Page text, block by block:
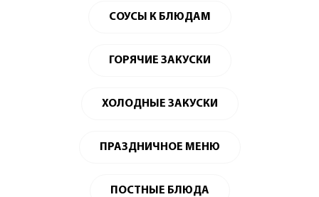
СОУСЫ К БЛЮДАМ
ГОРЯЧИЕ ЗАКУСКИ
ХОЛОДНЫЕ ЗАКУСКИ
ПРАЗДНИЧНОЕ МЕНЮ
ПОСТНЫЕ БЛЮДА